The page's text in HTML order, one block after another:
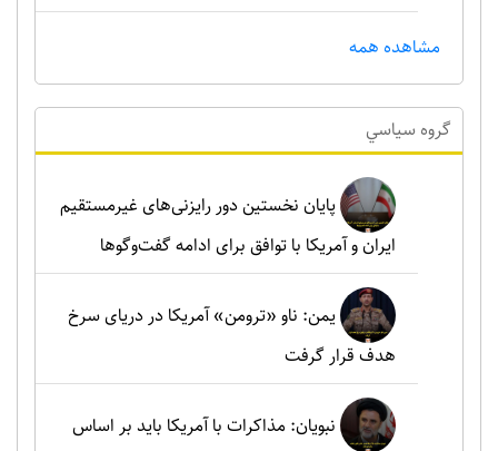
مشاهده همه
گروه سياسي
پایان نخستین دور رایزنی‌های غیرمستقیم
ایران و آمریکا با توافق برای ادامه گفت‌وگوها
یمن: ناو «ترومن» آمریکا در دریای سرخ
هدف قرار گرفت
نبویان: مذاکرات با آمریکا باید بر اساس